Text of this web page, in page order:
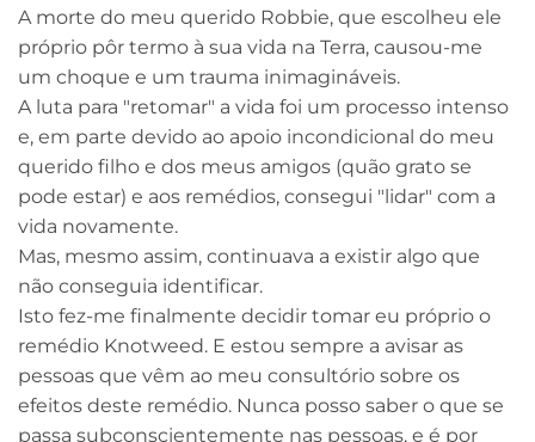
A morte do meu querido Robbie, que escolheu ele
próprio pôr termo à sua vida na Terra, causou-me
um choque e um trauma inimagináveis.
A luta para "retomar" a vida foi um processo intenso
e, em parte devido ao apoio incondicional do meu
querido filho e dos meus amigos (quão grato se
pode estar) e aos remédios, consegui "lidar" com a
vida novamente.
Mas, mesmo assim, continuava a existir algo que
não conseguia identificar.
Isto fez-me finalmente decidir tomar eu próprio o
remédio Knotweed. E estou sempre a avisar as
pessoas que vêm ao meu consultório sobre os
efeitos deste remédio. Nunca posso saber o que se
passa subconscientemente nas pessoas, e é por